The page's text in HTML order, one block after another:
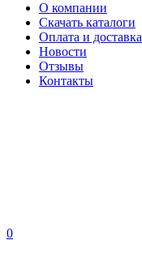
О компании
Скачать каталоги
Оплата и доставка
Новости
Отзывы
Контакты
0